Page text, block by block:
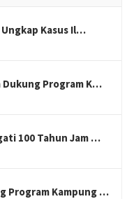
Kasus Il…
Dukung Program K…
100 Tahun Jam …
Program Kampung …